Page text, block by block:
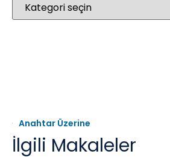
Anahtar Üzerine
İlgili Makaleler